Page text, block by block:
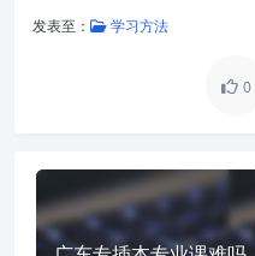
发表至： 学习方法
0